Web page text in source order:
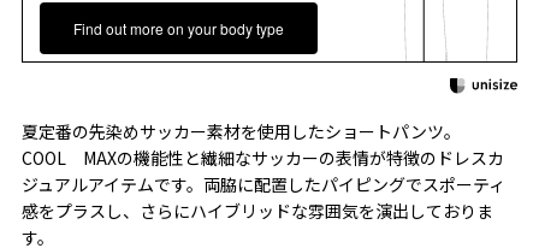
Find out more on your body type
夏定番の先染めサッカー素材を使用したショートパンツ。
COOL MAXの機能性と繊細なサッカーの表情が特徴のドレスカ
ジュアルアイテムです。両脇に配置したパイピングでスポーティ
感をプラスし、さらにハイブリッドな雰囲気を演出しておりま
す。